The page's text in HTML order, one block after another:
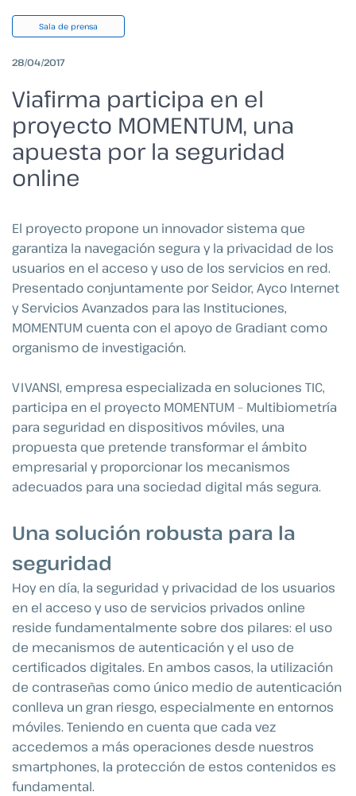
Sala de prensa
28/04/2017
Viafirma participa en el
proyecto MOMENTUM, una
apuesta por la seguridad
online
El proyecto propone un innovador sistema que
garantiza la navegación segura y la privacidad de los
usuarios en el acceso y uso de los servicios en red.
Presentado conjuntamente por Seidor, Ayco Internet
y Servicios Avanzados para las Instituciones,
MOMENTUM cuenta con el apoyo de Gradiant como
organismo de investigación.
VIVANSI, empresa especializada en soluciones TIC,
participa en el proyecto MOMENTUM – Multibiometría
para seguridad en dispositivos móviles, una
propuesta que pretende transformar el ámbito
empresarial y proporcionar los mecanismos
adecuados para una sociedad digital más segura.
Una solución robusta para la
seguridad
Hoy en día, la seguridad y privacidad de los usuarios
en el acceso y uso de servicios privados online
reside fundamentalmente sobre dos pilares: el uso
de mecanismos de autenticación y el uso de
certificados digitales. En ambos casos, la utilización
de contraseñas como único medio de autenticación
conlleva un gran riesgo, especialmente en entornos
móviles. Teniendo en cuenta que cada vez
accedemos a más operaciones desde nuestros
smartphones, la protección de estos contenidos es
fundamental.